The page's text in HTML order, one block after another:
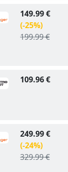
149.99 €
(-25%)
199.99 €
109.96 €
249.99 €
(-24%)
329.99 €